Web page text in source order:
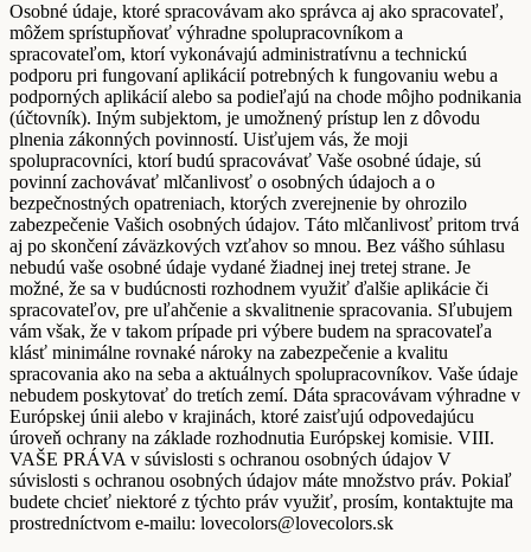
Osobné údaje, ktoré spracovávam ako správca aj ako spracovateľ,
môžem sprístupňovať výhradne spolupracovníkom a
spracovateľom, ktorí vykonávajú administratívnu a technickú
podporu pri fungovaní aplikácií potrebných k fungovaniu webu a
podporných aplikácií alebo sa podieľajú na chode môjho podnikania
(účtovník). Iným subjektom, je umožnený prístup len z dôvodu
plnenia zákonných povinností. Uisťujem vás, že moji
spolupracovníci, ktorí budú spracovávať Vaše osobné údaje, sú
povinní zachovávať mlčanlivosť o osobných údajoch a o
bezpečnostných opatreniach, ktorých zverejnenie by ohrozilo
zabezpečenie Vašich osobných údajov. Táto mlčanlivosť pritom trvá
aj po skončení záväzkových vzťahov so mnou. Bez vášho súhlasu
nebudú vaše osobné údaje vydané žiadnej inej tretej strane. Je
možné, že sa v budúcnosti rozhodnem využiť ďalšie aplikácie či
spracovateľov, pre uľahčenie a skvalitnenie spracovania. Sľubujem
vám však, že v takom prípade pri výbere budem na spracovateľa
klásť minimálne rovnaké nároky na zabezpečenie a kvalitu
spracovania ako na seba a aktuálnych spolupracovníkov. Vaše údaje
nebudem poskytovať do tretích zemí. Dáta spracovávam výhradne v
Európskej únii alebo v krajinách, ktoré zaisťujú odpovedajúcu
úroveň ochrany na základe rozhodnutia Európskej komisie. VIII.
VAŠE PRÁVA v súvislosti s ochranou osobných údajov V
súvislosti s ochranou osobných údajov máte množstvo práv. Pokiaľ
budete chcieť niektoré z týchto práv využiť, prosím, kontaktujte ma
prostredníctvom e-mailu: lovecolors@lovecolors.sk